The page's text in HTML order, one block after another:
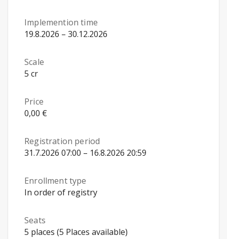
Implemention time
19.8.2026 – 30.12.2026
Scale
5 cr
Price
0,00 €
Registration period
31.7.2026 07:00 – 16.8.2026 20:59
Enrollment type
In order of registry
Seats
5 places (5 Places available)